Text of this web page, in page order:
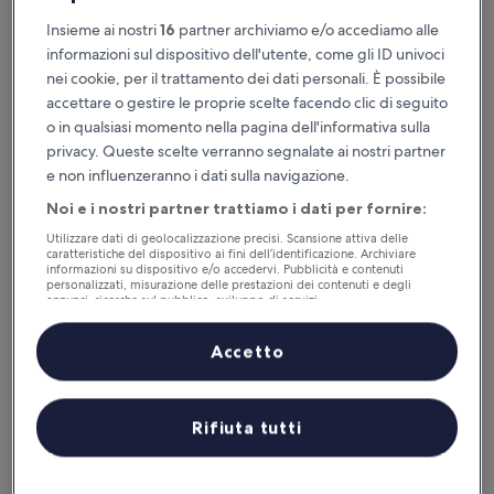
2. CX Naples Centrale
CX Naples Centrale
Centro di Napoli, 0,3 km da Stazione di Napoli Centrale
9.2
su
Meraviglioso,
(168
recensioni)
9,2/10 Meraviglioso (168 recensioni)
prezzo
è
96 €
tasse e oneri inclusi
UNA Hotels Napoli
Insieme ai nostri16 partner archiviamo e/o accediamo alle
informazioni sul dispositivo dell'utente, come gli ID univoci
nei cookie, per il trattamento dei dati personali. È possibile
accettare o gestire le proprie scelte facendo clic di seguito
o in qualsiasi momento nella pagina dell'informativa sulla
privacy. Queste scelte verranno segnalate ai nostri partner
e non influenzeranno i dati sulla navigazione.
Noi e i nostri partner trattiamo i dati per fornire:
Utilizzare dati di geolocalizzazione precisi. Scansione attiva delle
caratteristiche del dispositivo ai fini dell’identificazione. Archiviare
informazioni su dispositivo e/o accedervi. Pubblicità e contenuti
personalizzati, misurazione delle prestazioni dei contenuti e degli
annunci, ricerche sul pubblico, sviluppo di servizi.
Elenco dei partner (fornitori)
Rifiuta tutti
Accetto